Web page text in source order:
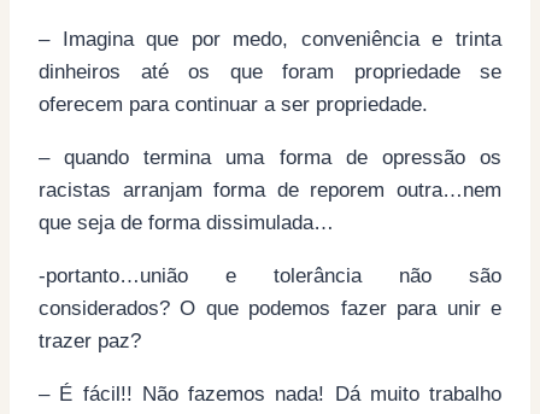
– Imagina que por medo, conveniência e trinta
dinheiros até os que foram propriedade se
oferecem para continuar a ser propriedade.
– quando termina uma forma de opressão os
racistas arranjam forma de reporem outra…nem
que seja de forma dissimulada…
-portanto…união e tolerância não são
considerados? O que podemos fazer para unir e
trazer paz?
– É fácil!! Não fazemos nada! Dá muito trabalho